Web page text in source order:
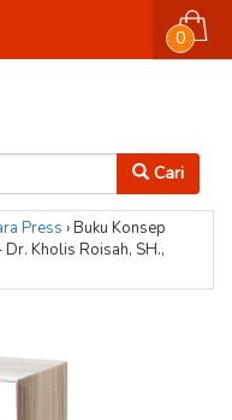
Cari
0
Press ›Buku Konsep
Dr. Kholis Roisah, SH.,